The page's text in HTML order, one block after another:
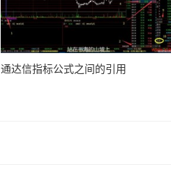
通达信指标公式之间的引用